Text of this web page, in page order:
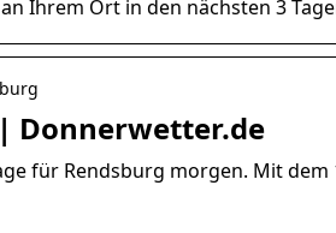
Ihrem Ort in den nächsten 3
Donnerwetter.de
für Rendsburg morgen. Mit dem